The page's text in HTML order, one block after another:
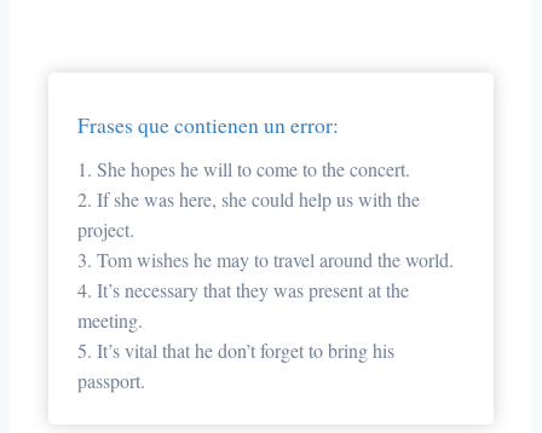
Frases que contienen un error:
1. She hopes he will to come to the concert.
2. If she was here, she could help us with the
project.
3. Tom wishes he may to travel around the world.
4. It’s necessary that they was present at the
meeting.
5. It’s vital that he don’t forget to bring his
passport.